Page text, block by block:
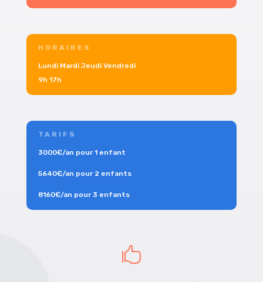
HORAIRES
Lundi Mardi Jeudi Vendredi
9h 17h
TARIFS
3000€/an pour 1 enfant
5640€/an pour 2 enfants
8160€/an pour 3 enfants
